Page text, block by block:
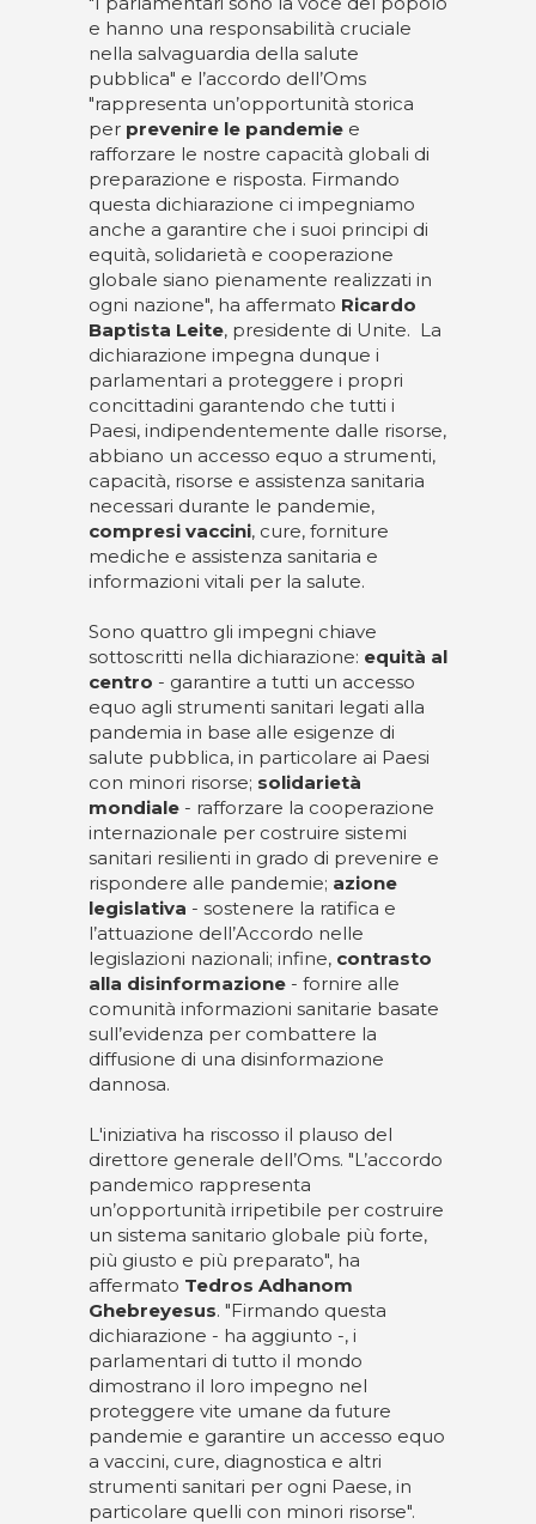
e hanno una responsabilità cruciale
nella salvaguardia della salute
pubblica" e l’accordo dell’Oms
"rappresenta un’opportunità storica
per prevenire le pandemie e
rafforzare le nostre capacità globali di
preparazione e risposta. Firmando
questa dichiarazione ci impegniamo
anche a garantire che i suoi principi di
equità, solidarietà e cooperazione
globale siano pienamente realizzati in
ogni nazione", ha affermato Ricardo
Baptista Leite, presidente di Unite. La
dichiarazione impegna dunque i
parlamentari a proteggere i propri
concittadini garantendo che tutti i
Paesi, indipendentemente dalle risorse,
abbiano un accesso equo a strumenti,
capacità, risorse e assistenza sanitaria
necessari durante le pandemie,
compresi vaccini, cure, forniture
mediche e assistenza sanitaria e
informazioni vitali per la salute.
Sono quattro gli impegni chiave
sottoscritti nella dichiarazione: equità al
centro - garantire a tutti un accesso
equo agli strumenti sanitari legati alla
pandemia in base alle esigenze di
salute pubblica, in particolare ai Paesi
con minori risorse; solidarietà
mondiale - rafforzare la cooperazione
internazionale per costruire sistemi
sanitari resilienti in grado di prevenire e
rispondere alle pandemie; azione
legislativa - sostenere la ratifica e
l’attuazione dell’Accordo nelle
legislazioni nazionali; infine, contrasto
alla disinformazione - fornire alle
comunità informazioni sanitarie basate
sull’evidenza per combattere la
diffusione di una disinformazione
dannosa.
L'iniziativa ha riscosso il plauso del
direttore generale dell’Oms. "L’accordo
pandemico rappresenta
un’opportunità irripetibile per costruire
un sistema sanitario globale più forte,
più giusto e più preparato", ha
affermato Tedros Adhanom
Ghebreyesus. "Firmando questa
dichiarazione - ha aggiunto -, i
parlamentari di tutto il mondo
dimostrano il loro impegno nel
proteggere vite umane da future
pandemie e garantire un accesso equo
a vaccini, cure, diagnostica e altri
strumenti sanitari per ogni Paese, in
particolare quelli con minori risorse".